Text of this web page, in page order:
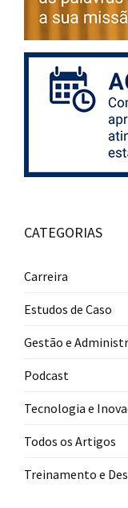
CATEGORIAS
Carreira
Estudos de Caso
Gestão e
Podcast
Tecnologia e
Todos os Artigos
Treinamento e